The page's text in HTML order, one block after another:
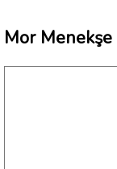
Mor Menekşe